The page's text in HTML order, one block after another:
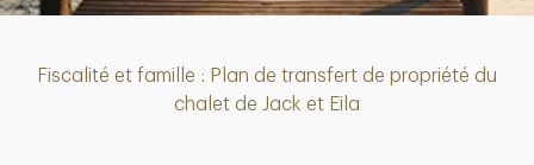
Fiscalité et famille : Plan de transfert de propriété du
chalet de Jack et Eila